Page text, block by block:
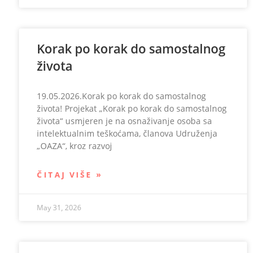
Korak po korak do samostalnog
života
19.05.2026.Korak po korak do samostalnog
života! Projekat „Korak po korak do samostalnog
života“ usmjeren je na osnaživanje osoba sa
intelektualnim teškoćama, članova Udruženja
„OAZA“, kroz razvoj
ČITAJ VIŠE »
May 31, 2026